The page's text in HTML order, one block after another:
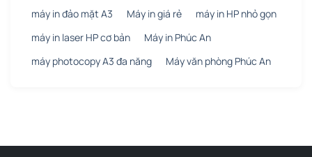
máy in đảo mặt A3
Máy in giá rẻ
máy in HP nhỏ gọn
máy in laser HP cơ bản
Máy in Phúc An
máy photocopy A3 đa năng
Máy văn phòng Phúc An